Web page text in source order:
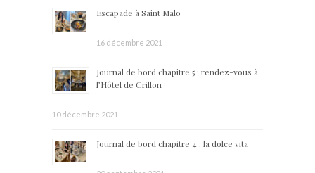
Escapade à Saint Malo
16 décembre 2021
Journal de bord chapitre 5 : rendez-vous à
l’Hôtel de Crillon
10 décembre 2021
Journal de bord chapitre 4 : la dolce vita